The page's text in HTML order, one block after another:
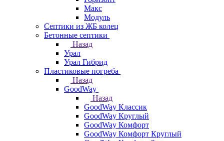
Макс
Модуль
Септики из ЖБ колец
Бетонные септики
Назад
Урал
Урал Гибрид
Пластиковые погреба
Назад
GoodWay
Назад
GoodWay Классик
GoodWay Круглый
GoodWay Комфорт
GoodWay Комфорт Круглый